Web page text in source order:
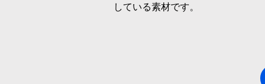
している素材です。